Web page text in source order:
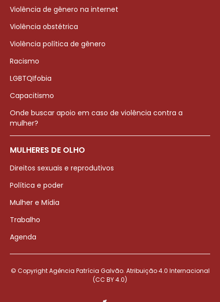
Violência de gênero na internet
Violência obstétrica
Violência política de gênero
Racismo
LGBTQIfobia
Capacitismo
Onde buscar apoio em caso de violência contra a
mulher?
MULHERES DE OLHO
Direitos sexuais e reprodutivos
Política e poder
Mulher e Mídia
Trabalho
Agenda
© Copyright Agência Patrícia Galvão. Atribuição 4.0 Internacional
(CC BY 4.0)